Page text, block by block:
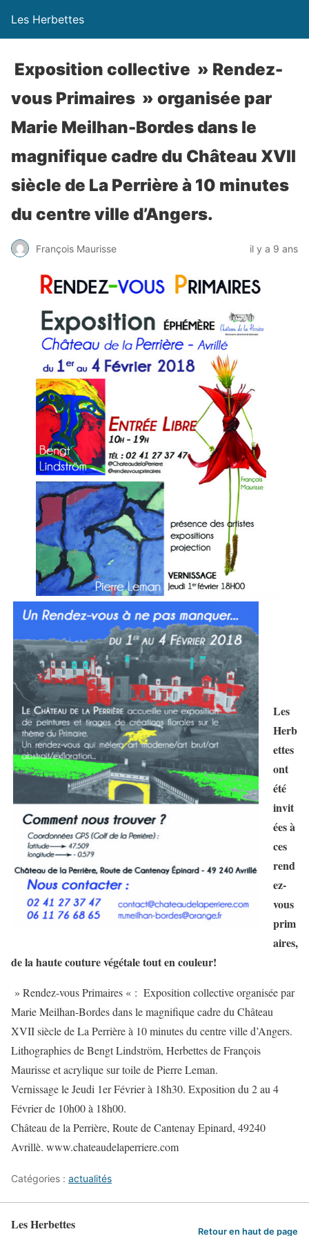
Les Herbettes
Exposition collective » Rendez-
vous Primaires » organisée par
Marie Meilhan-Bordes dans le
magnifique cadre du Château XVII
siècle de La Perrière à 10 minutes
du centre ville d’Angers.
François Maurisse il y a 9 ans
Les
Herb
ettes
ont
été
invit
ées à
ces
rend
ez-
vous
prim
aires,
de la haute couture végétale tout en couleur!
» Rendez-vous Primaires « : Exposition collective organisée par
Marie Meilhan-Bordes dans le magnifique cadre du Château
XVII siècle de La Perrière à 10 minutes du centre ville d’Angers.
Lithographies de Bengt Lindström, Herbettes de François
Maurisse et acrylique sur toile de Pierre Leman.
Vernissage le Jeudi 1er Février à 18h30. Exposition du 2 au 4
Février de 10h00 à 18h00.
Château de la Perrière, Route de Cantenay Epinard, 49240
Avrillè. www.chateaudelaperriere.com
Catégories : actualités
Les Herbettes Retour en haut de page